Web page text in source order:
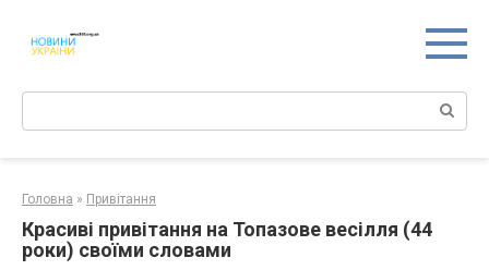
контенту
Поиск:
Головна » Привітання
Красиві привітання на Топазове весілля (44
роки) своїми словами